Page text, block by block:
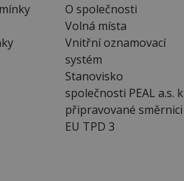
O společnosti
Volná místa
Vnitřní oznamovací
systém
Stanovisko
společnosti PEAL a.s. k
připravované směrnici
EU TPD 3